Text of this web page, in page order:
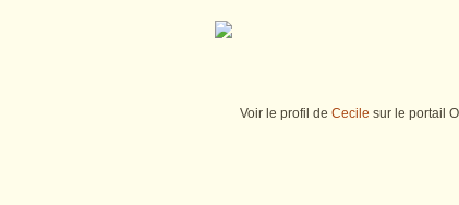
Voir le profil de Cecile sur le portail